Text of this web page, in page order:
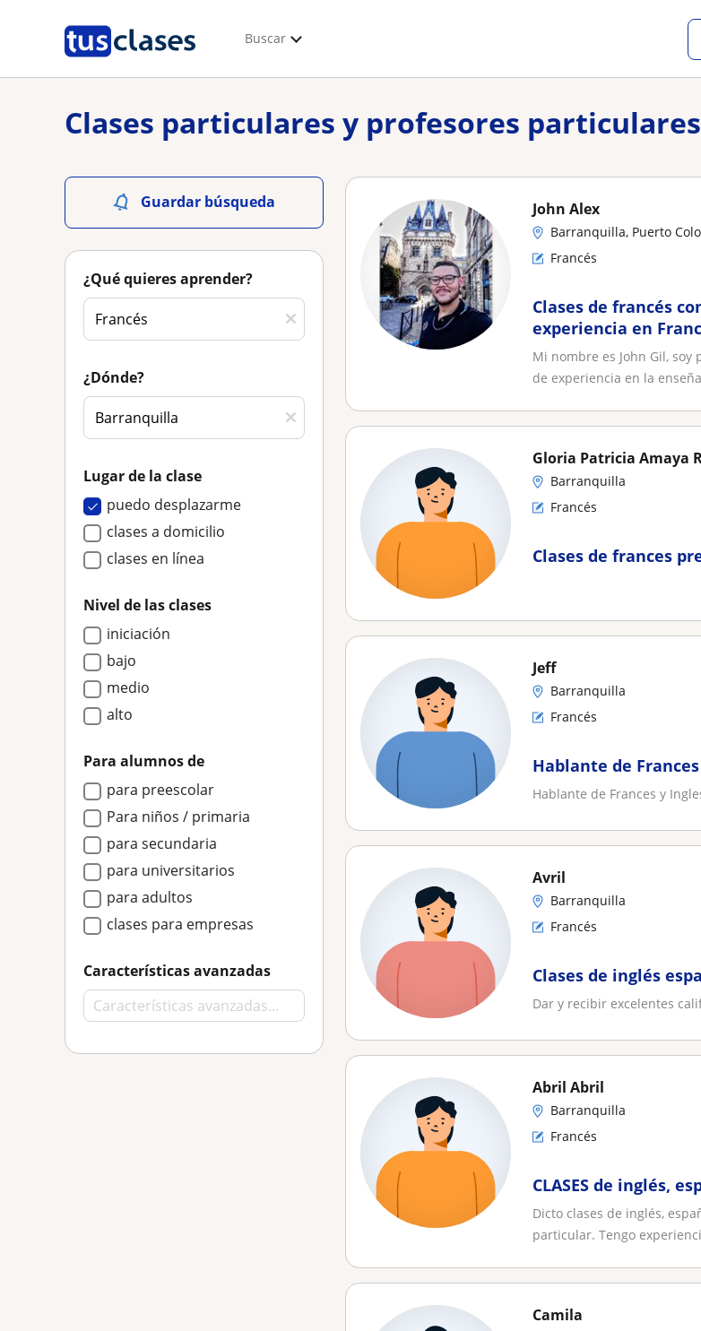
Buscar
Clases particulares y profesores
Guardar búsqueda
¿Qué quieres aprender?
¿Dónde?
Lugar de la clase
puedo desplazarme
clases a domicilio
clases en línea
Nivel de las clases
iniciación
bajo
medio
alto
Para alumnos de
para preescolar
Para niños / primaria
para secundaria
para universitarios
para adultos
clases para empresas
Características avanzadas
John Alex
Barranquilla, Puerto
Francés
Clases de francés
experiencia en
Mi nombre es John Gil, soy
de experiencia en la
Gloria Patricia Amaya
Barranquilla
Francés
Clases de frances
Jeff
Barranquilla
Francés
Hablante de
Hablante de Frances y
Avril
Barranquilla
Francés
Clases de inglés
Dar y recibir excelentes
Abril Abril
Barranquilla
Francés
CLASES de inglés,
Dicto clases de inglés,
particular. Tengo
Camila